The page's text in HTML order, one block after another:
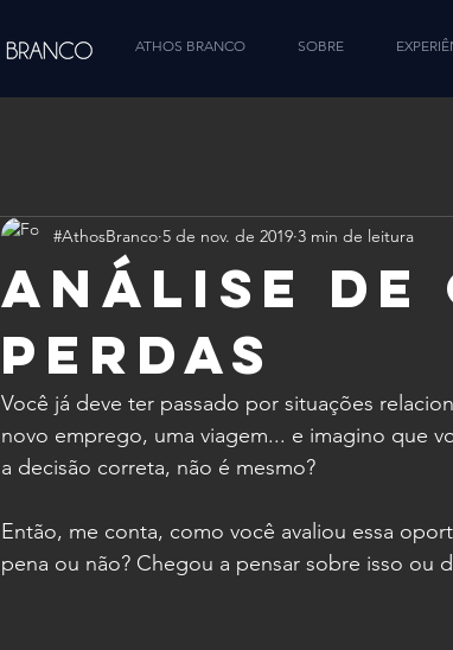
ATHOS BRANCO SOBRE
Análise de
Perdas
#AthosBranco 5 de nov. de 2019 3 min de leitura
Você já deve ter passado por situações
novo emprego, uma viagem... e imagino que
a decisão correta, não é mesmo?
Então, me conta, como você avaliou essa
pena ou não? Chegou a pensar sobre isso ou